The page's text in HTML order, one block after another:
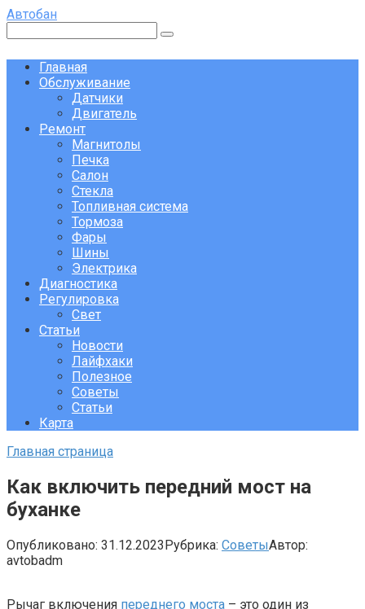
Перейти
контенту
Автобан
Главная
Обслуживание
Датчики
Двигатель
Ремонт
Магнитолы
Печка
Салон
Стекла
Топливная система
Тормоза
Фары
Шины
Электрика
Диагностика
Регулировка
Свет
Статьи
Новости
Лайфхаки
Полезное
Советы
Статьи
Карта
Главная страница
Как включить передний мост на
буханке
Опубликовано: 31.12.2023Рубрика: СоветыАвтор:
avtobadm
Рычаг включения переднего моста – это один из